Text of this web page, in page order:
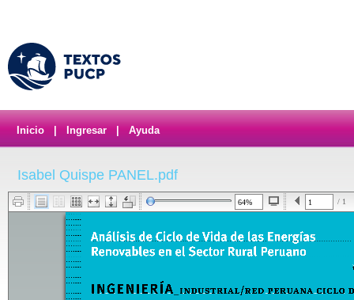
Inicio Ingresar Ayuda
Isabel Quispe PANEL.pdf
/ 1